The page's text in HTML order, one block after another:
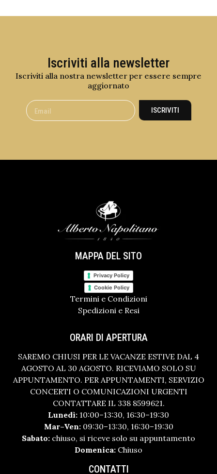
Iscriviti alla newsletter
Iscriviti alla nostra newsletter per essere sempre
aggiornato
ISCRIVITI
MAPPA DEL SITO
Privacy Policy
Cookie Policy
Termini e Condizioni
Spedizioni e Resi
ORARI DI APERTURA
SAREMO CHIUSI PER LE VACANZE ESTIVE DAL 4
AGOSTO AL 30 AGOSTO. RICEVIAMO SOLO SU
APPUNTAMENTO. PER APPUNTAMENTI, SERVIZIO
CONCERTI O COMUNICAZIONI URGENTI
CONTATTARE IL 338 8599621.
Lunedì: 10:00–13:30, 16:30–19:30
Mar–Ven:09:30–13:30, 16:30–19:30
Sabato: chiuso, si riceve solo su appuntamento
Domenica: Chiuso
CONTATTI